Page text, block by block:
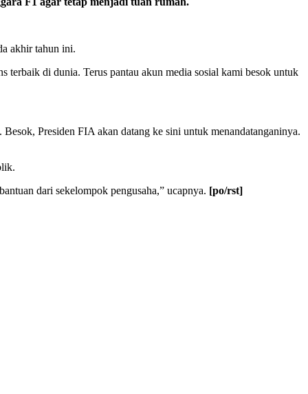
akhir tahun ini.
di dunia. Terus pantau akun media sosial kami besok untuk
Presiden FIA akan datang ke sini untuk menandatanganinya.
dari sekelompok pengusaha,” ucapnya. [po/rst]